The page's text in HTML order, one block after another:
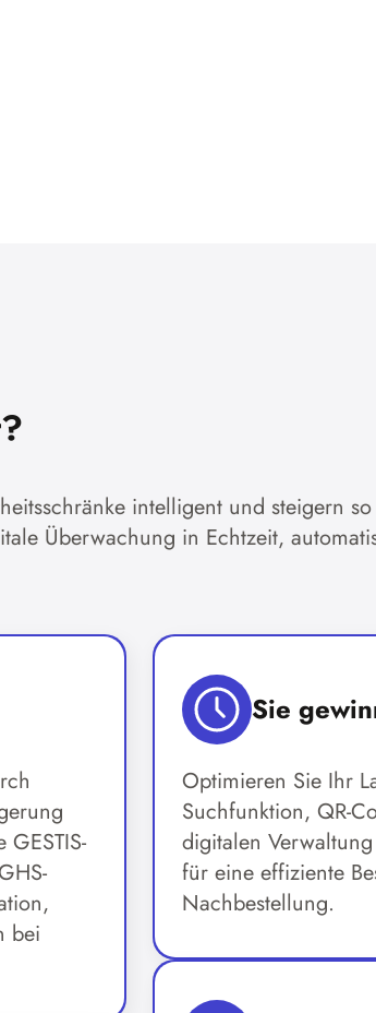
intelligent und steigern
Überwachung in Echtzeit,
bei
Sie
Optimieren Sie Ihr
Suchfunktion, QR-
digitalen
für eine effiziente
Nachbestellung.